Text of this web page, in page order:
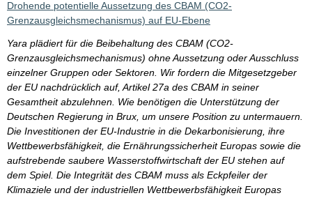
Drohende potentielle Aussetzung des CBAM (CO2-
Grenzausgleichsmechanismus) auf EU-Ebene
Yara plädiert für die Beibehaltung des CBAM (CO2-
Grenzausgleichsmechanismus) ohne Aussetzung oder Ausschluss
einzelner Gruppen oder Sektoren. Wir fordern die Mitgesetzgeber
der EU nachdrücklich auf, Artikel 27a des CBAM in seiner
Gesamtheit abzulehnen. Wie benötigen die Unterstützung der
Deutschen Regierung in Brux, um unsere Position zu untermauern.
Die Investitionen der EU-Industrie in die Dekarbonisierung, ihre
Wettbewerbsfähigkeit, die Ernährungssicherheit Europas sowie die
aufstrebende saubere Wasserstoffwirtschaft der EU stehen auf
dem Spiel. Die Integrität des CBAM muss als Eckpfeiler der
Klimaziele und der industriellen Wettbewerbsfähigkeit Europas